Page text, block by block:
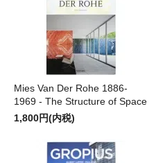
Mies Van Der Rohe 1886-
1969 - The Structure of Space
1,800円(内税)